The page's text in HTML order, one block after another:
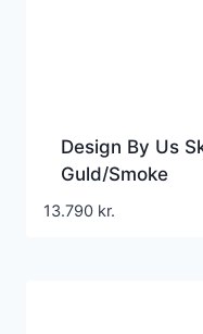
Design By Us
Guld/Smoke
13.790 kr.